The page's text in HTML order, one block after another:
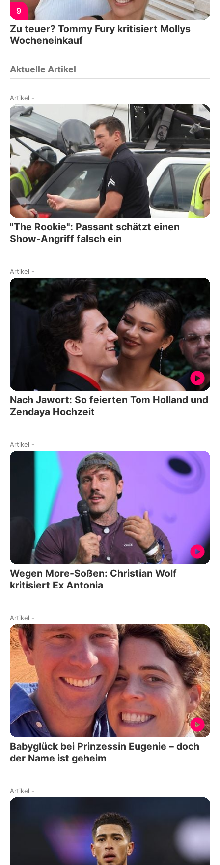
9
Zu teuer? Tommy Fury kritisiert Mollys
Wocheneinkauf
Aktuelle Artikel
Artikel -
"The Rookie": Passant schätzt einen
Show-Angriff falsch ein
Artikel -
Nach Jawort: So feierten Tom Holland und
Zendaya Hochzeit
Artikel -
Wegen More-Soßen: Christian Wolf
kritisiert Ex Antonia
Artikel -
Babyglück bei Prinzessin Eugenie – doch
der Name ist geheim
Artikel -